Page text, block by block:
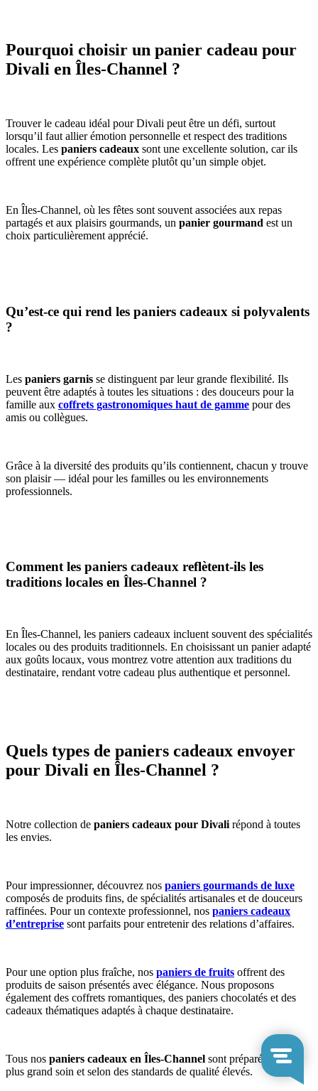
Pourquoi choisir un panier cadeau pour
Divali en Îles-Channel ?
Trouver le cadeau idéal pour Divali peut être un défi, surtout
lorsqu’il faut allier émotion personnelle et respect des traditions
locales. Les paniers cadeaux sont une excellente solution, car ils
offrent une expérience complète plutôt qu’un simple objet.
En Îles-Channel, où les fêtes sont souvent associées aux repas
partagés et aux plaisirs gourmands, un panier gourmand est un
choix particulièrement apprécié.
Qu’est-ce qui rend les paniers cadeaux si polyvalents
?
Les paniers garnis se distinguent par leur grande flexibilité. Ils
peuvent être adaptés à toutes les situations : des douceurs pour la
famille aux coffrets gastronomiques haut de gamme pour des
amis ou collègues.
Grâce à la diversité des produits qu’ils contiennent, chacun y trouve
son plaisir — idéal pour les familles ou les environnements
professionnels.
Comment les paniers cadeaux reflètent-ils les
traditions locales en Îles-Channel ?
En Îles-Channel, les paniers cadeaux incluent souvent des spécialités
locales ou des produits traditionnels. En choisissant un panier adapté
aux goûts locaux, vous montrez votre attention aux traditions du
destinataire, rendant votre cadeau plus authentique et personnel.
Quels types de paniers cadeaux envoyer
pour Divali en Îles-Channel ?
Notre collection de paniers cadeaux pour Divali répond à toutes
les envies.
Pour impressionner, découvrez nos paniers gourmands de luxe
composés de produits fins, de spécialités artisanales et de douceurs
raffinées. Pour un contexte professionnel, nos paniers cadeaux
d’entreprise sont parfaits pour entretenir des relations d’affaires.
Pour une option plus fraîche, nos paniers de fruits offrent des
produits de saison présentés avec élégance. Nous proposons
également des coffrets romantiques, des paniers chocolatés et des
cadeaux thématiques adaptés à chaque destinataire.
Tous nos paniers cadeaux en Îles-Channel sont préparés avec le
plus grand soin et selon des standards de qualité élevés.